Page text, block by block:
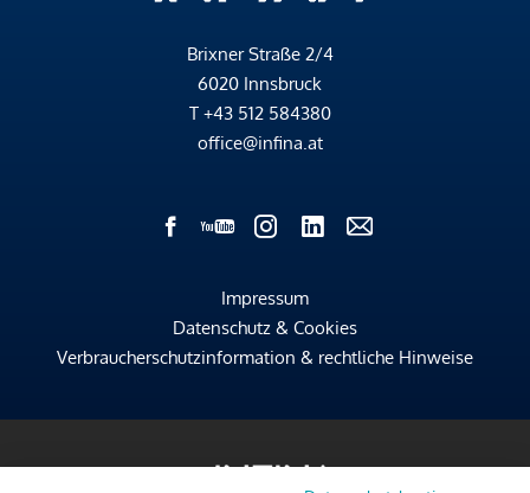
Brixner Straße 2/4
6020 Innsbruck
T +43 512 584380
office@infina.at
Impressum
Datenschutz & Cookies
Verbraucherschutzinformation & rechtliche Hinweise